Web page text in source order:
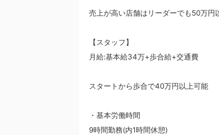
売上が高い店舗はリーダーでも50万円
【スタッフ】
月給:基本給34万+歩合給+交通費
スタートから歩合で40万円以上可能
・基本労働時間
9時間勤務(内1時間休憩)